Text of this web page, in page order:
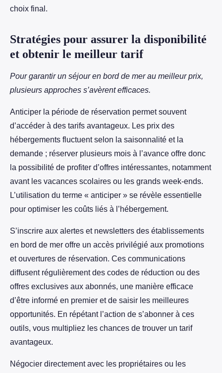
choix final.
Stratégies pour assurer la disponibilité
et obtenir le meilleur tarif
Pour garantir un séjour en bord de mer au meilleur prix,
plusieurs approches s’avèrent efficaces.
Anticiper la période de réservation permet souvent
d’accéder à des tarifs avantageux. Les prix des
hébergements fluctuent selon la saisonnalité et la
demande ; réserver plusieurs mois à l’avance offre donc
la possibilité de profiter d’offres intéressantes, notamment
avant les vacances scolaires ou les grands week-ends.
L’utilisation du terme « anticiper » se révèle essentielle
pour optimiser les coûts liés à l’hébergement.
S’inscrire aux alertes et newsletters des établissements
en bord de mer offre un accès privilégié aux promotions
et ouvertures de réservation. Ces communications
diffusent régulièrement des codes de réduction ou des
offres exclusives aux abonnés, une manière efficace
d’être informé en premier et de saisir les meilleures
opportunités. En répétant l’action de s’abonner à ces
outils, vous multipliez les chances de trouver un tarif
avantageux.
Négocier directement avec les propriétaires ou les